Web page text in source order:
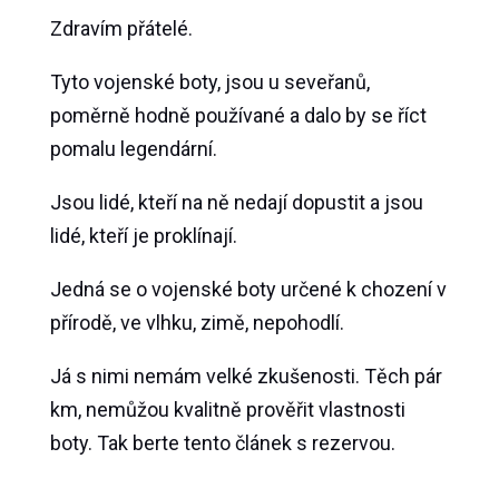
Zdravím přátelé.
Tyto vojenské boty, jsou u seveřanů,
poměrně hodně používané a dalo by se říct
pomalu legendární.
Jsou lidé, kteří na ně nedají dopustit a jsou
lidé, kteří je proklínají.
Jedná se o vojenské boty určené k chození v
přírodě, ve vlhku, zimě, nepohodlí.
Já s nimi nemám velké zkušenosti. Těch pár
km, nemůžou kvalitně prověřit vlastnosti
boty. Tak berte tento článek s rezervou.